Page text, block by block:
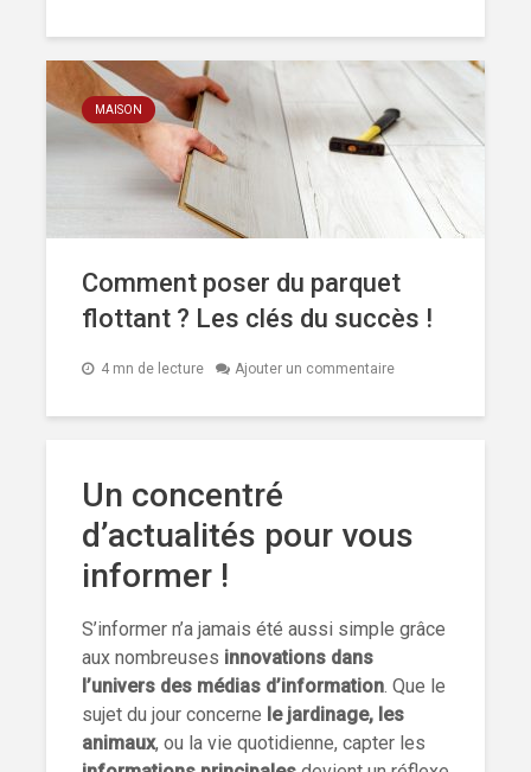
MAISON
Comment poser du parquet
flottant ? Les clés du succès !
4 mn de lecture Ajouter un commentaire
Un concentré
d’actualités pour vous
informer !
S’informer n’a jamais été aussi simple grâce
aux nombreuses innovations dans
l’univers des médias d’information. Que le
sujet du jour concerne le jardinage, les
animaux, ou la vie quotidienne, capter les